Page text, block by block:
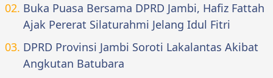
Buka Puasa Bersama DPRD Jambi, Hafiz Fattah
Ajak Pererat Silaturahmi Jelang Idul Fitri
DPRD Provinsi Jambi Soroti Lakalantas Akibat
Angkutan Batubara